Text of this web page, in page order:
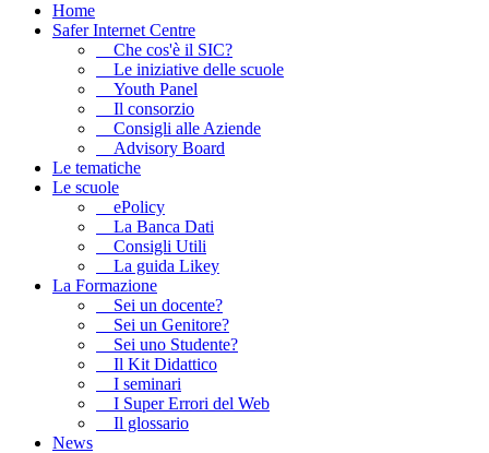
Home
Safer Internet Centre
Che cos'è il SIC?
Le iniziative delle scuole
Youth Panel
Il consorzio
Consigli alle Aziende
Advisory Board
Le tematiche
Le scuole
ePolicy
La Banca Dati
Consigli Utili
La guida Likey
La Formazione
Sei un docente?
Sei un Genitore?
Sei uno Studente?
Il Kit Didattico
I seminari
I Super Errori del Web
Il glossario
News